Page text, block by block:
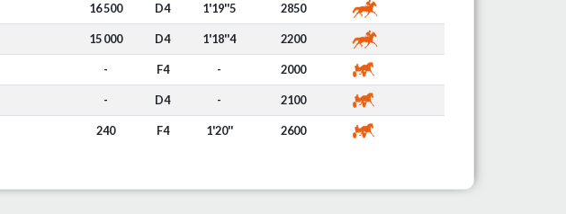
16 500 D4 1'19''5 2850
15 000 D4 1'18''4 2200
- F4 - 2000
- D4 - 2100
240 F4 1'20'' 2600